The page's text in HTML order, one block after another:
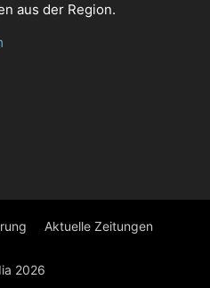
aus der Region.
Aktuelle Zeitungen
2026